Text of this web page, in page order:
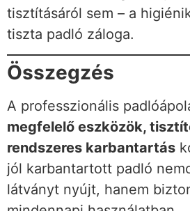
tisztításáról sem – a
tiszta padló záloga.
Összegzés
A professzionális
megfelelő eszközök,
rendszeres karbantartás
jól karbantartott padló
látványt nyújt, hanem